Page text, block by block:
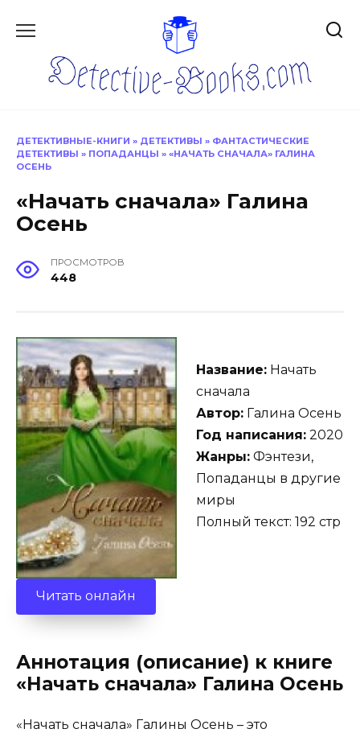
ДЕТЕКТИВНЫЕ-КНИГИ » ДЕТЕКТИВЫ » ФАНТАСТИЧЕСКИЕ
ДЕТЕКТИВЫ » ПОПАДАНЦЫ » «НАЧАТЬ СНАЧАЛА» ГАЛИНА
ОСЕНЬ
«Начать сначала» Галина
Осень
ПРОСМОТРОВ
448
Название: Начать
сначала
Автор: Галина Осень
Год написания: 2020
Жанры: Фэнтези,
Попаданцы в другие
миры
Полный текст: 192 стр
Читать онлайн
Аннотация (описание) к книге
«Начать сначала» Галина Осень
«Начать сначала» Галины Осень – это